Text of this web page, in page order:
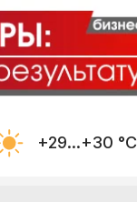
+29...+30 °С